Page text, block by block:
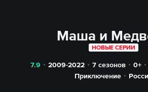
Маша и
НОВЫЕ СЕРИИ
7.9 2009-2022 7 сезонов 0+
Приключение